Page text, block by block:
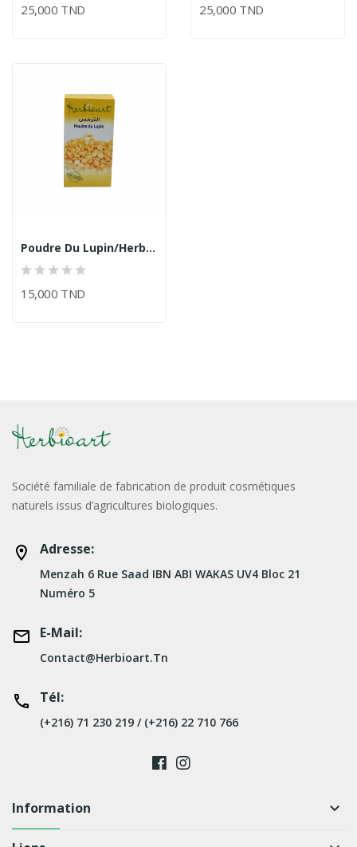
25,000 TND 25,000 TND
Poudre Du Lupin/Herbioart
15,000 TND
Société familiale de fabrication de produit cosmétiques
naturels issus d’agricultures biologiques.
Adresse:
Menzah 6 Rue Saad IBN ABI WAKAS UV4 Bloc 21
Numéro 5
E-Mail:
Contact@herbioart.tn
Tél:
(+216) 71 230 219 / (+216) 22 710 766
Information keyboard_arrow_down